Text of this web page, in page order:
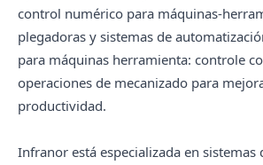
control numérico para máquinas-
plegadoras y sistemas de
para máquinas herramienta: controle
operaciones de mecanizado para
productividad.
Infranor está especializada en sistemas